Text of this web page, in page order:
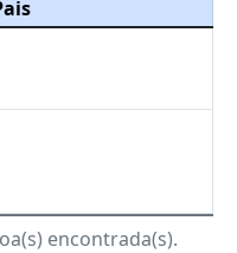
encontrada(s).